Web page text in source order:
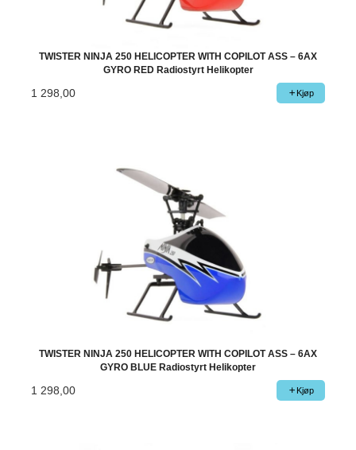
TWISTER NINJA 250 HELICOPTER WITH COPILOT ASS – 6AX
GYRO RED Radiostyrt Helikopter
1 298,00 Kjøp
TWISTER NINJA 250 HELICOPTER WITH COPILOT ASS – 6AX
GYRO BLUE Radiostyrt Helikopter
1 298,00 Kjøp